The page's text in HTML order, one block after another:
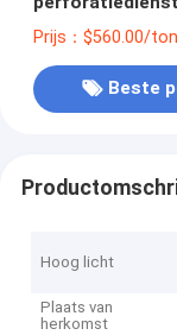
Prijs：$560.00/
Beste
Hoog licht
Plaats van
herkomst